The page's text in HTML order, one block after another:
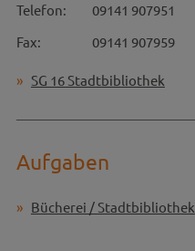
Telefon:
09141 907951
Fax:
09141 907959
SG 16 Stadtbibliothek
Aufgaben
Bücherei / Stadtbibliothek